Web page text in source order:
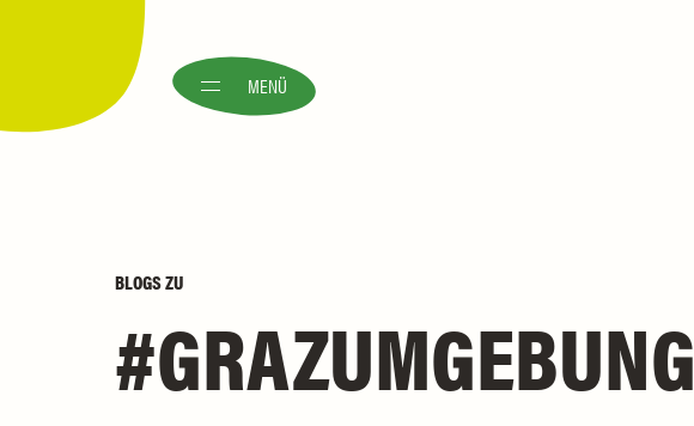
MENÜ
BLOGSZU
GRAZUMGEBUNG